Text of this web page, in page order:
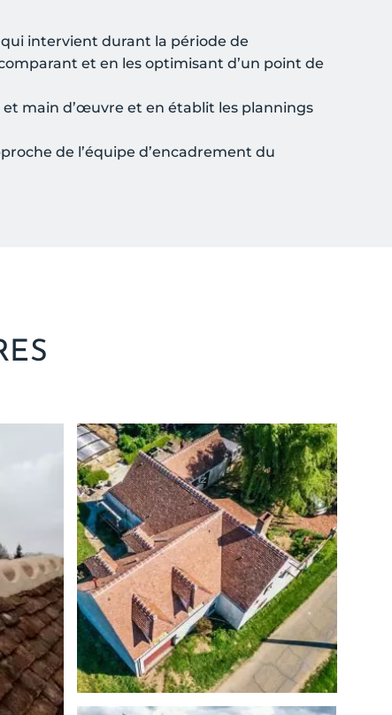
qui intervient durant la période de
et en les optimisant d’un point de
main d’œuvre et en établit les plannings
de l’équipe d’encadrement du